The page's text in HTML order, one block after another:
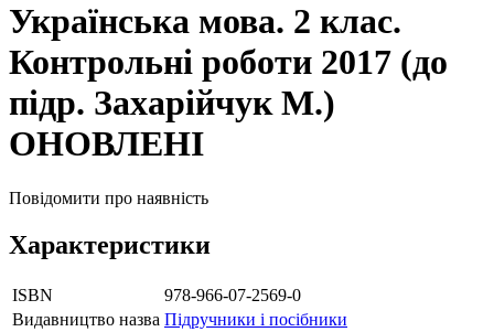
Українська мова. 2 клас.
Контрольні роботи 2017 (до
підр. Захарійчук М.)
ОНОВЛЕНІ
Повідомити про наявність
Характеристики
ISBN
978-966-07-2569-0
Видавництво назва Підручники і посібники